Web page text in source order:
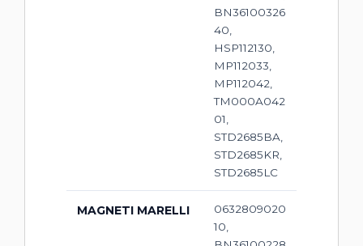
BN36100326
40,
HSP112130,
MP112033,
MP112042,
TM000A042
01,
STD2685BA,
STD2685KR,
STD2685LC
MAGNETI MARELLI
0632809020
10,